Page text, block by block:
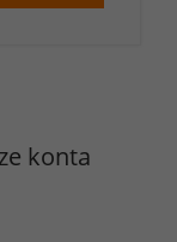
konta